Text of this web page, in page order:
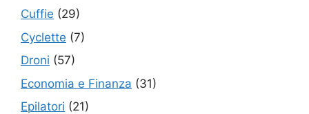
Cuffie (29)
Cyclette (7)
Droni (57)
Economia e Finanza (31)
Epilatori (21)